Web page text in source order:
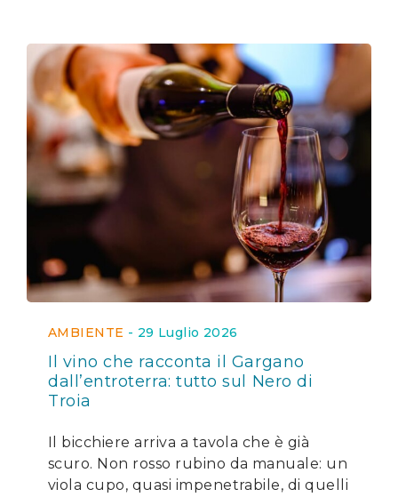
AMBIENTE - 29 Luglio 2026
Il vino che racconta il Gargano
dall’entroterra: tutto sul Nero di
Troia
Il bicchiere arriva a tavola che è già
scuro. Non rosso rubino da manuale: un
viola cupo, quasi impenetrabile, di quelli